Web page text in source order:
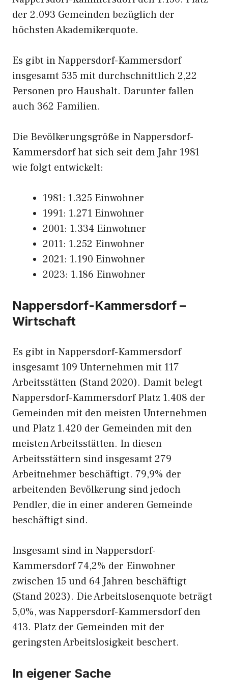
der 2.093 Gemeinden bezüglich der
höchsten Akademikerquote.
Es gibt in Nappersdorf-Kammersdorf
insgesamt 535 mit durchschnittlich 2,22
Personen pro Haushalt. Darunter fallen
auch 362 Familien.
Die Bevölkerungsgröße in Nappersdorf-
Kammersdorf hat sich seit dem Jahr 1981
wie folgt entwickelt:
1981: 1.325 Einwohner
1991: 1.271 Einwohner
2001: 1.334 Einwohner
2011: 1.252 Einwohner
2021: 1.190 Einwohner
2023: 1.186 Einwohner
Nappersdorf-Kammersdorf –
Wirtschaft
Es gibt in Nappersdorf-Kammersdorf
insgesamt 109 Unternehmen mit 117
Arbeitsstätten (Stand 2020). Damit belegt
Nappersdorf-Kammersdorf Platz 1.408 der
Gemeinden mit den meisten Unternehmen
und Platz 1.420 der Gemeinden mit den
meisten Arbeitsstätten. In diesen
Arbeitsstättern sind insgesamt 279
Arbeitnehmer beschäftigt. 79,9% der
arbeitenden Bevölkerung sind jedoch
Pendler, die in einer anderen Gemeinde
beschäftigt sind.
Insgesamt sind in Nappersdorf-
Kammersdorf 74,2% der Einwohner
zwischen 15 und 64 Jahren beschäftigt
(Stand 2023). Die Arbeitslosenquote beträgt
5,0%, was Nappersdorf-Kammersdorf den
413. Platz der Gemeinden mit der
geringsten Arbeitslosigkeit beschert.
In eigener Sache